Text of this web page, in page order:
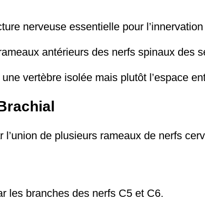
nerveuse essentielle pour
antérieurs des nerfs spinaux des
vertèbre isolée mais plutôt l’espace
de plusieurs rameaux de nerfs
les branches des nerfs C5 et C6.